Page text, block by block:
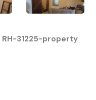
RH-31225-property